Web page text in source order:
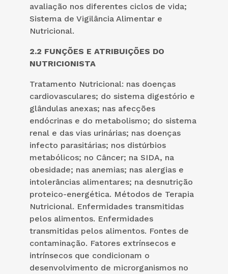
avaliação nos diferentes ciclos de vida;
Sistema de Vigilância Alimentar e
Nutricional.
2.2 FUNÇÕES E ATRIBUIÇÕES DO
NUTRICIONISTA
Tratamento Nutricional: nas doenças
cardiovasculares; do sistema digestório e
glândulas anexas; nas afecções
endócrinas e do metabolismo; do sistema
renal e das vias urinárias; nas doenças
infecto parasitárias; nos distúrbios
metabólicos; no Câncer; na SIDA, na
obesidade; nas anemias; nas alergias e
intolerâncias alimentares; na desnutrição
proteico-energética. Métodos de Terapia
Nutricional. Enfermidades transmitidas
pelos alimentos. Enfermidades
transmitidas pelos alimentos. Fontes de
contaminação. Fatores extrínsecos e
intrínsecos que condicionam o
desenvolvimento de microrganismos no